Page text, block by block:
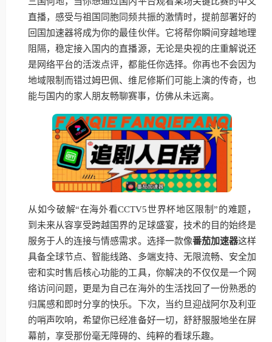
直播，感受与祖国同胞同频共振的激情时，提前部署好的
回国加速器将成为你的最佳伙伴。它将帮你瞬间穿越地理
阻隔，稳定接入国内的直播源，无论是央视的庄重解说还
是网络平台的活泼点评，都能任你选择。你再也不会因为
地域限制而错过姆巴佩、维尼修斯们可能上演的传奇，也
能与国内的家人朋友畅聊赛事，仿佛从未远离。
从如今破解“在海外看CCTV5世界杯地区限制”的难题，
到未来从容享受跨越国界的足球盛宴，技术的目的始终是
服务于人的连接与情感需求。选择一款像番茄加速器这样
具备全球节点、智能线路、多端支持、无限流畅、安全加
密和实时售后核心功能的工具，你解决的不仅仅是一个网
络访问问题，更是为自己在海外的生活找回了一份熟悉的
归属感和即时分享的快乐。下次，当约旦迎战阿尔及利亚
的哨声吹响，希望你已经准备好一切，舒舒服服地坐在屏
幕前，享受那份毫无障碍的、纯粹的看球乐趣。